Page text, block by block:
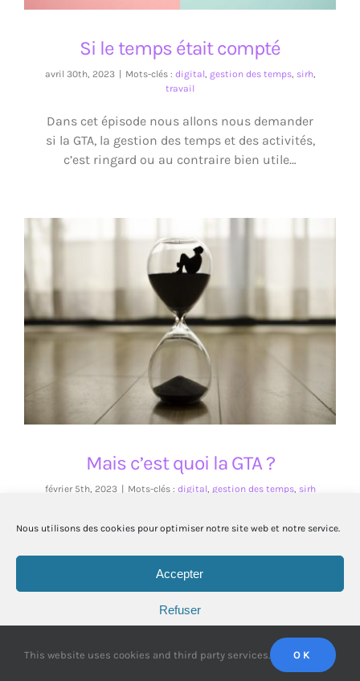
Nous utilisons des cookies pour optimiser notre site web et notre service.
Accepter
Refuser
Si le temps était compté
avril 30th, 2023 Mots-clés : digital, gestion des temps, sirh,
travail
Dans cet épisode nous allons nous demander
si la GTA, la gestion des temps et des activités,
c’est ringard ou au contraire bien utile…
Mais c’est quoi la GTA ?
Mais c’est quoi la GTA ?
février 5th, 2023 Mots-clés : digital, gestion des temps, sirh
Dans cet épisode nous allons expliciter un
2026 | Tous droits réservés | Powered by
Politique de cookies
X SpotifyRss Facebook
This website uses cookies and third party services. OK